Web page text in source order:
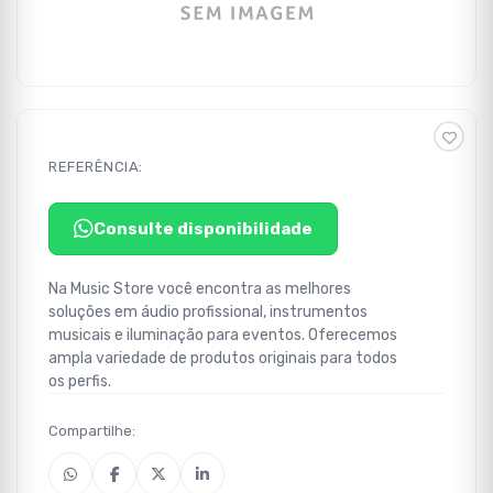
REFERÊNCIA:
Consulte disponibilidade
Na Music Store você encontra as melhores
soluções em áudio profissional, instrumentos
musicais e iluminação para eventos. Oferecemos
ampla variedade de produtos originais para todos
os perfis.
Compartilhe: